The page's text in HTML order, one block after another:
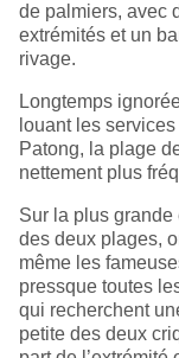
de palmiers, avec
extrémités et un
rivage.
Longtemps
louant les
Patong, la plage
nettement plus
Sur la plus
des deux plages,
même les
pressque toutes
qui recherchent
petite des deux